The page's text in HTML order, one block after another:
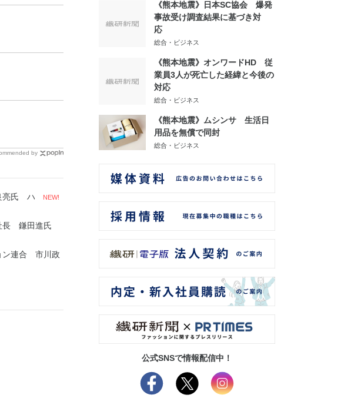
by
亮氏 ハ
NEW!
長 鎌田進氏
ン連合 市川政
《熊本地震》日本SC協会 爆発
事故受け調査結果に基づき対
応
総合・ビジネス
《熊本地震》オンワードHD 従
業員3人が死亡した経緯と今後の
対応
総合・ビジネス
《熊本地震》ムシンサ 生活日
用品を無償で同封
総合・ビジネス
公式SNSで情報配信中！